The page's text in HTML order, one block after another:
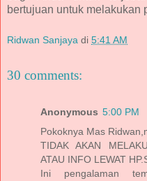
bertujuan untuk melakukan
Ridwan Sanjaya di 5:41 AM
30 comments:
Anonymous 5:00 PM
Pokoknya Mas
TIDAK AKAN
ATAU INFO LEWAT
Ini pengalaman